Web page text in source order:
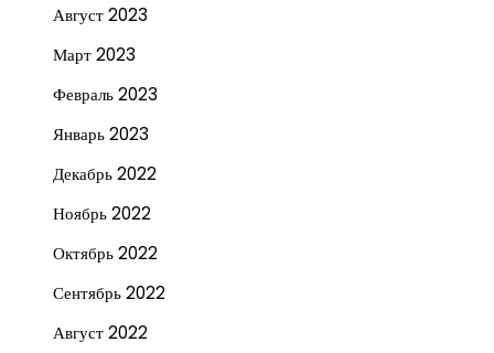
Август 2023
Март 2023
Февраль 2023
Январь 2023
Декабрь 2022
Ноябрь 2022
Октябрь 2022
Сентябрь 2022
Август 2022